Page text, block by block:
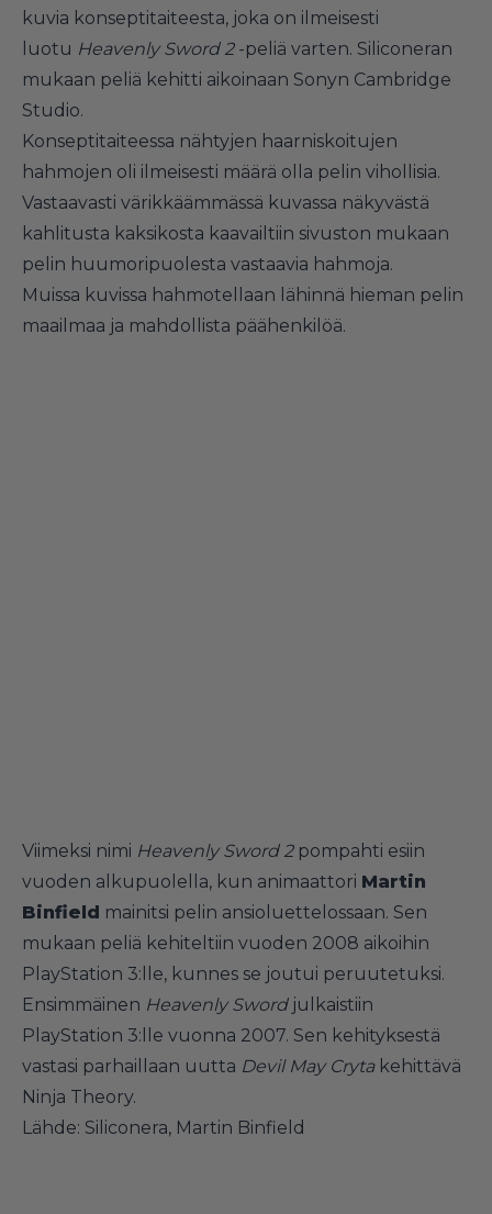
kuvia konseptitaiteesta, joka on ilmeisesti
luotu Heavenly Sword 2-peliä varten. Siliconeran
mukaan peliä kehitti aikoinaan Sonyn Cambridge
Studio.
Konseptitaiteessa nähtyjen haarniskoitujen
hahmojen oli ilmeisesti määrä olla pelin vihollisia.
Vastaavasti värikkäämmässä kuvassa näkyvästä
kahlitusta kaksikosta kaavailtiin sivuston mukaan
pelin huumoripuolesta vastaavia hahmoja.
Muissa kuvissa hahmotellaan lähinnä hieman pelin
maailmaa ja mahdollista päähenkilöä.
Viimeksi nimi Heavenly Sword 2pompahti esiin
vuoden alkupuolella, kun animaattori Martin
Binfield mainitsi pelin ansioluettelossaan. Sen
mukaan peliä kehiteltiin vuoden 2008 aikoihin
PlayStation 3:lle, kunnes se joutui peruutetuksi.
Ensimmäinen Heavenly Swordjulkaistiin
PlayStation 3:lle vuonna 2007. Sen kehityksestä
vastasi parhaillaan uutta Devil May Crytakehittävä
Ninja Theory.
Lähde: Siliconera, Martin Binfield